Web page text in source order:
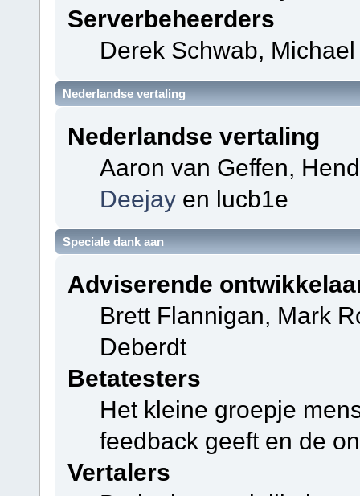
Serverbeheerders
Derek Schwab,
Nederlandse vertaling
Nederlandse vertaling
Aaron van Geffen,
Deejayen lucb1e
Speciale dank aan
Adviserende
Brett Flannigan, Mark
Deberdt
Betatesters
Het kleine groepje
feedback geeft en de
Vertalers